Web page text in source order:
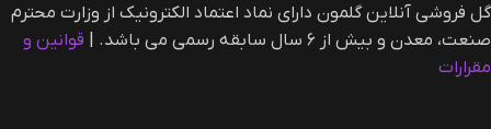
گل فروشی آنلاین گلمون دارای نماد اعتماد الکترونیک از وزارت محترم
صنعت، معدن و بیش از ۶ سال سابقه رسمی می باشد. |‌
قوانین و
مقرارات